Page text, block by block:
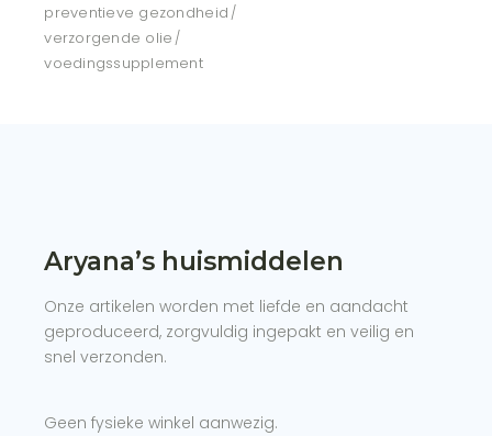
preventieve gezondheid
verzorgende olie
voedingssupplement
Aryana’s huismiddelen
Onze artikelen worden met liefde en aandacht
geproduceerd, zorgvuldig ingepakt en veilig en
snel verzonden.
Geen fysieke winkel aanwezig.